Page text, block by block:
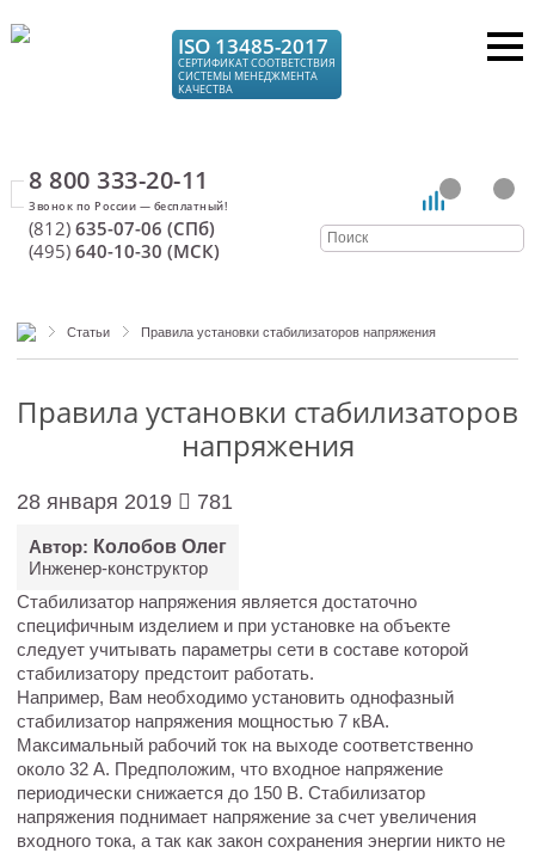
ISO 13485-2017
СЕРТИФИКАТ СООТВЕТСТВИЯ
СИСТЕМЫ МЕНЕДЖМЕНТА
КАЧЕСТВА
8 800 333-20-11
(812) 635-07-06 (СПб)
(495) 640-10-30 (МСК)
Статьи Правила установки стабилизаторов напряжения
Правила установки стабилизаторов
напряжения
28 января 2019 781
Автор: Колобов Олег
Инженер-конструктор
Стабилизатор напряжения является достаточно
специфичным изделием и при установке на объекте
следует учитывать параметры сети в составе которой
стабилизатору предстоит работать.
Например, Вам необходимо установить однофазный
стабилизатор напряжения мощностью 7 кВА.
Максимальный рабочий ток на выходе соответственно
около 32 А. Предположим, что входное напряжение
периодически снижается до 150 В. Стабилизатор
напряжения поднимает напряжение за счет увеличения
входного тока, а так как закон сохранения энергии никто не